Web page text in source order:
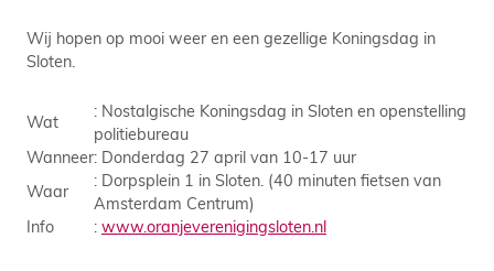
Wij hopen op mooi weer en een gezellige Koningsdag in
Sloten.
Wat
: Nostalgische Koningsdag in Sloten en openstelling
politiebureau
Wanneer: Donderdag 27 april van 10-17 uur
Waar
: Dorpsplein 1 in Sloten. (40 minuten fietsen van
Amsterdam Centrum)
Info
: www.oranjeverenigingsloten.nl